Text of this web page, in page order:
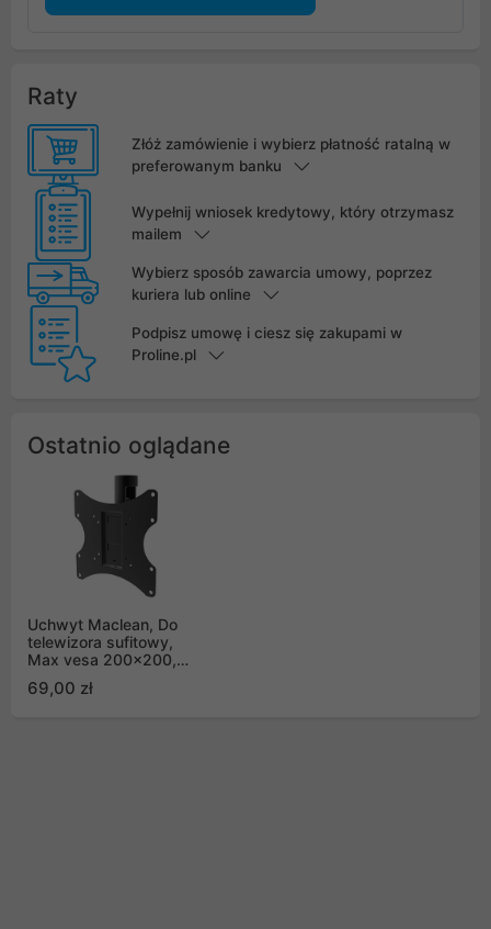
Raty
Złóż zamówienie i wybierz płatność ratalną w
preferowanym banku
Wypełnij wniosek kredytowy, który otrzymasz
mailem
Wybierz sposób zawarcia umowy, poprzez
kuriera lub online
Podpisz umowę i ciesz się zakupami w
Proline.pl
Ostatnio oglądane
Uchwyt Maclean, Do
telewizora sufitowy,
Max vesa 200x200,
SYSTEM, 23-42", 50kg,
69,00 zł